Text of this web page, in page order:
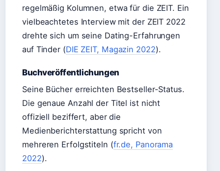
regelmäßig Kolumnen, etwa für die ZEIT. Ein
vielbeachtetes Interview mit der ZEIT 2022
drehte sich um seine Dating-Erfahrungen
auf Tinder (DIE ZEIT, Magazin 2022).
Buchveröffentlichungen
Seine Bücher erreichten Bestseller-Status.
Die genaue Anzahl der Titel ist nicht
offiziell beziffert, aber die
Medienberichterstattung spricht von
mehreren Erfolgstiteln (fr.de, Panorama
2022).